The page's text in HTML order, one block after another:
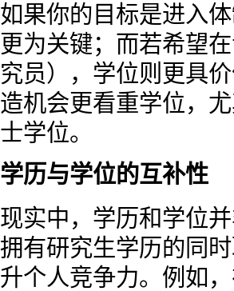
如果你的目标是进入
更为关键；而若希望
究员），学位则更具
造机会更看重学位，
士学位。
学历与学位的互补性
现实中，学历和学位
拥有研究生学历的同
升个人竞争力。例如